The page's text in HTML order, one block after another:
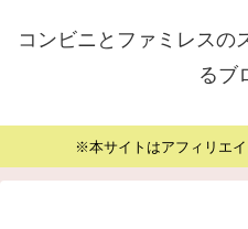
コンビニとファミレスの
るブ
※本サイトはアフィリエイ